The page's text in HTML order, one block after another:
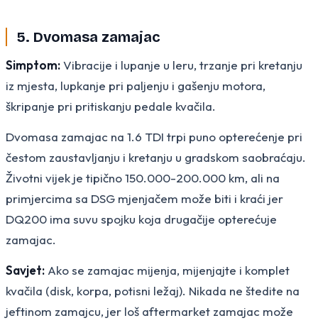
5. Dvomasa zamajac
Simptom:Vibracije i lupanje u leru, trzanje pri kretanju
iz mjesta, lupkanje pri paljenju i gašenju motora,
škripanje pri pritiskanju pedale kvačila.
Dvomasa zamajac na 1.6 TDI trpi puno opterećenje pri
čestom zaustavljanju i kretanju u gradskom saobraćaju.
Životni vijek je tipično 150.000-200.000 km, ali na
primjercima sa DSG mjenjačem može biti i kraći jer
DQ200 ima suvu spojku koja drugačije opterećuje
zamajac.
Savjet: Ako se zamajac mijenja, mijenjajte i komplet
kvačila (disk, korpa, potisni ležaj). Nikada ne štedite na
jeftinom zamajcu, jer loš aftermarket zamajac može